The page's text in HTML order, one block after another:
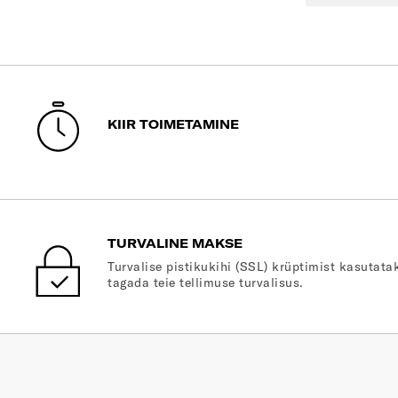
KIIR TOIMETAMINE
TURVALINE MAKSE
Turvalise pistikukihi (SSL) krüptimist
tagada teie tellimuse turvalisus.